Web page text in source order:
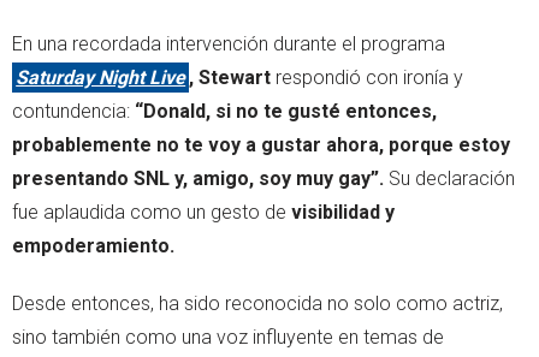
En una recordada intervención durante el programa
Saturday Night Live , Stewart respondió con ironía y
contundencia: “Donald, si no te gusté entonces,
probablemente no te voy a gustar ahora, porque estoy
presentando SNL y, amigo, soy muy gay”. Su declaración
fue aplaudida como un gesto de visibilidad y
empoderamiento.
Desde entonces, ha sido reconocida no solo como actriz,
sino también como una voz influyente en temas de